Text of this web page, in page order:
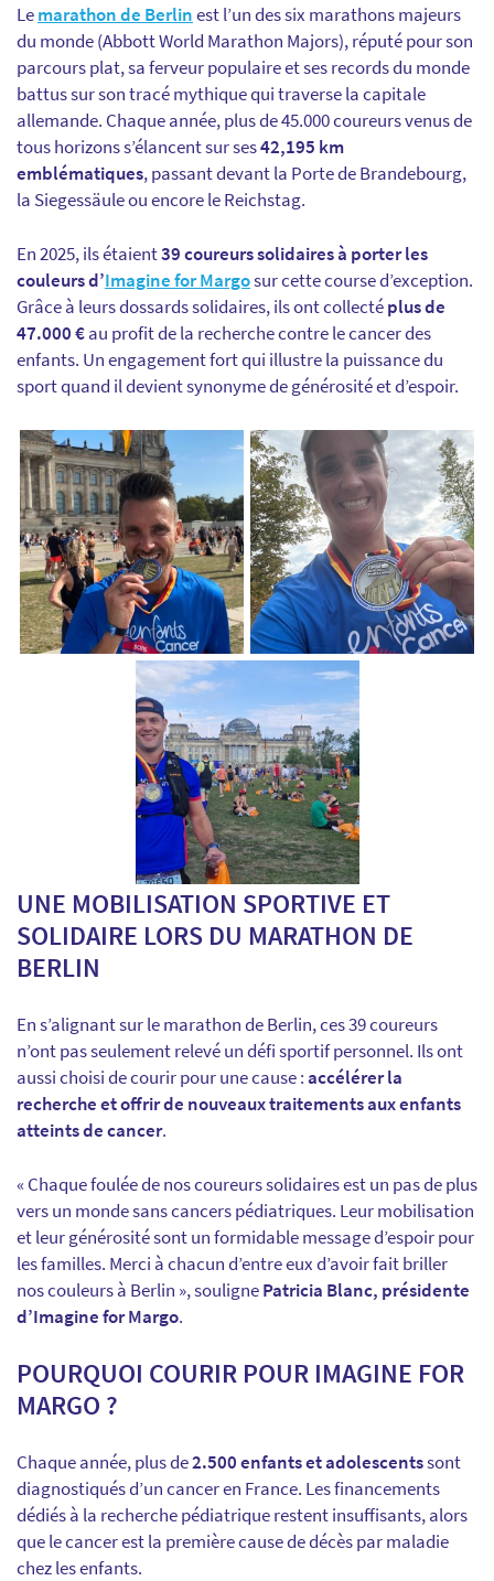
Lemarathon de Berlinest l’un des six marathons majeurs
du monde (Abbott World Marathon Majors), réputé pour son
parcours plat, sa ferveur populaire et ses records du monde
battus sur son tracé mythique qui traverse la capitale
allemande. Chaque année, plus de 45.000 coureurs venus de
tous horizons s’élancent sur ses42,195 km
emblématiques, passant devant la Porte de Brandebourg,
la Siegessäule ou encore le Reichstag.
En 2025, ils étaient39 coureurs solidaires à porter les
couleurs d’Imagine for Margosur cette course d’exception.
Grâce à leurs dossards solidaires, ils ont collectéplus de
47.000 €au profit de la recherche contre le cancer des
enfants. Un engagement fort qui illustre la puissance du
sport quand il devient synonyme de générosité et d’espoir.
UNE MOBILISATION SPORTIVE ET
SOLIDAIRE LORS DU MARATHON DE
BERLIN
En s’alignant sur le marathon de Berlin, ces 39 coureurs
n’ont pas seulement relevé un défi sportif personnel. Ils ont
aussi choisi de courir pour une cause :accélérer la
recherche et offrir de nouveaux traitements aux enfants
atteints de cancer.
« Chaque foulée de nos coureurs solidaires est un pas de plus
vers un monde sans cancers pédiatriques. Leur mobilisation
et leur générosité sont un formidable message d’espoir pour
les familles. Merci à chacun d’entre eux d’avoir fait briller
nos couleurs à Berlin », soulignePatricia Blanc, présidente
d’Imagine for Margo.
POURQUOI COURIR POUR IMAGINE FOR
MARGO ?
Chaque année, plus de2.500 enfants et adolescentssont
diagnostiqués d’un cancer en France. Les financements
dédiés à la recherche pédiatrique restent insuffisants, alors
que le cancer est la première cause de décès par maladie
chez les enfants.